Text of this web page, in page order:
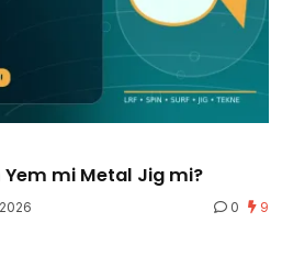
mi Metal Jig mi?
0 9